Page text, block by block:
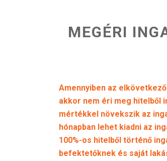
MEGÉRI
Amennyiben az
akkor nem éri meg hitelből
mértékkel növekszik az
hónapban lehet kiadni az
100%-os hitelből történő
befektetőknek és saját